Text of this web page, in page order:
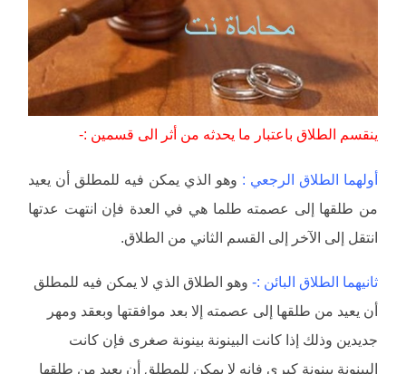
ينقسم الطلاق باعتبار ما يحدثه من أثر الى قسمين :-
أولهما الطلاق الرجعي : وهو الذي يمكن فيه للمطلق أن يعيد
من طلقها إلى عصمته طلما هي في العدة فإن انتهت عدتها
انتقل إلى الآخر إلى القسم الثاني من الطلاق.
ثانيهما الطلاق البائن :- وهو الطلاق الذي لا يمكن فيه للمطلق
أن يعيد من طلقها إلى عصمته إلا بعد موافقتها وبعقد ومهر
جديدين وذلك إذا كانت البينونة بينونة صغرى فإن كانت
البينونة بينونة كبرى فإنه لا يمكن للمطلق أن يعيد من طلقها